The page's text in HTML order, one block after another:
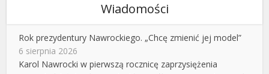
Wiadomości
Rok prezydentury Nawrockiego. „Chcę zmienić jej model”
6 sierpnia 2026
Karol Nawrocki w pierwszą rocznicę zaprzysiężenia